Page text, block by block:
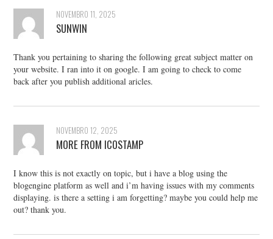
NOVEMBRO 11, 2025
SUNWIN
Thank you pertaining to sharing the following great subject matter on
your website. I ran into it on google. I am going to check to come
back after you publish additional aricles.
NOVEMBRO 12, 2025
MORE FROM ICOSTAMP
I know this is not exactly on topic, but i have a blog using the
blogengine platform as well and i’m having issues with my comments
displaying. is there a setting i am forgetting? maybe you could help me
out? thank you.